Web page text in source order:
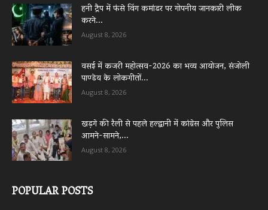
हनी ट्रैप में फंसे विंग कमांडर पर गोपनीय जानकारी लीक
करने...
August 8, 2026
वसई में कजरी महोत्सव-2026 का भव्य आयोजन, संजोली
पाण्डेय के लोकगीतों...
August 8, 2026
खड़गे की रैली से पहले हल्द्वानी में कांग्रेस और पुलिस
आमने-सामने,...
August 8, 2026
POPULAR POSTS